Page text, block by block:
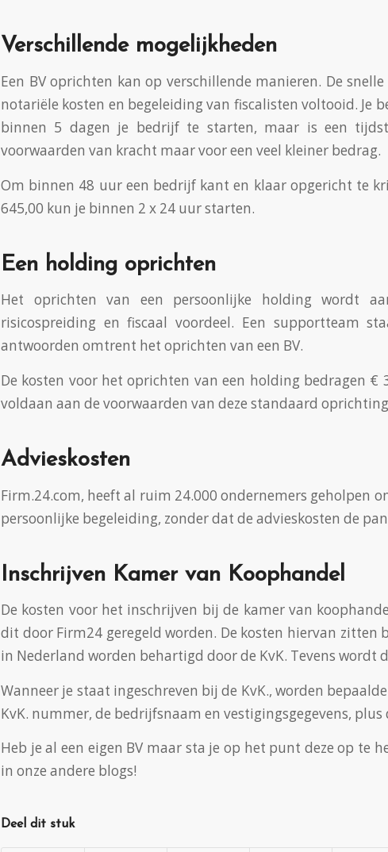
Verschillende mogelijkheden
Een BV oprichten kan op verschillende manieren. De
notariële kosten en begeleiding van fiscalisten voltooid. Je
binnen 5 dagen je bedrijf te starten, maar is een
voorwaarden van kracht maar voor een veel kleiner bedrag.
Om binnen 48 uur een bedrijf kant en klaar opgericht te
645,00 kun je binnen 2 x 24 uur starten.
Een holding oprichten
Het oprichten van een persoonlijke holding wordt
risicospreiding en fiscaal voordeel. Een supportteam
antwoorden omtrent het oprichten van een BV.
De kosten voor het oprichten van een holding bedragen €
voldaan aan de voorwaarden van deze standaard
Advieskosten
Firm.24.com, heeft al ruim 24.000 ondernemers geholpen
persoonlijke begeleiding, zonder dat de advieskosten de
Inschrijven Kamer van Koophandel
De kosten voor het inschrijven bij de kamer van
dit door Firm24 geregeld worden. De kosten hiervan
in Nederland worden behartigd door de KvK. Tevens wordt
Wanneer je staat ingeschreven bij de KvK., worden
KvK. nummer, de bedrijfsnaam en vestigingsgegevens,
Heb je al een eigen BV maar sta je op het punt deze op te
in onze andere blogs!
Deel dit stuk